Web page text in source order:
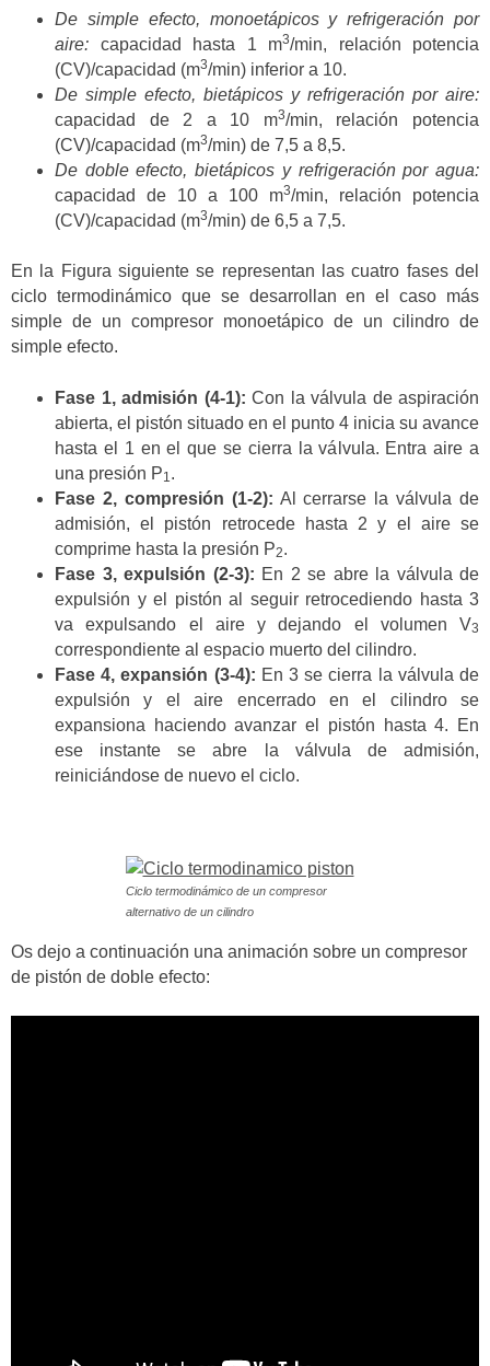
De simple efecto, monoetápicos y refrigeración por
aire: capacidad hasta 1 m3/min, relación potencia
(CV)/capacidad (m3/min) inferior a 10.
De simple efecto, bietápicos y refrigeración por aire:
capacidad de 2 a 10 m3/min, relación potencia
(CV)/capacidad (m3/min) de 7,5 a 8,5.
De doble efecto, bietápicos y refrigeración por agua:
capacidad de 10 a 100 m3/min, relación potencia
(CV)/capacidad (m3/min) de 6,5 a 7,5.
En la Figura siguiente se representan las cuatro fases del
ciclo termodinámico que se desarrollan en el caso más
simple de un compresor monoetápico de un cilindro de
simple efecto.
Fase 1, admisión (4-1): Con la válvula de aspiración
abierta, el pistón situado en el punto 4 inicia su avance
hasta el 1 en el que se cierra la válvula. Entra aire a
una presión P1 .
Fase 2, compresión (1-2): Al cerrarse la válvula de
admisión, el pistón retrocede hasta 2 y el aire se
comprime hasta la presión P2.
Fase 3, expulsión (2-3): En 2 se abre la válvula de
expulsión y el pistón al seguir retrocediendo hasta 3
va expulsando el aire y dejando el volumen V3
correspondiente al espacio muerto del cilindro.
Fase 4, expansión (3-4): En 3 se cierra la válvula de
expulsión y el aire encerrado en el cilindro se
expansiona haciendo avanzar el pistón hasta 4. En
ese instante se abre la válvula de admisión,
reiniciándose de nuevo el ciclo.
Ciclo termodinámico de un compresor
alternativo de un cilindro
Os dejo a continuación una animación sobre un compresor
de pistón de doble efecto: